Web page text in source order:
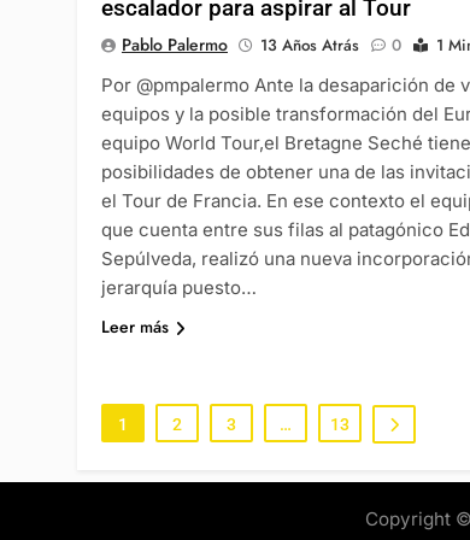
escalador para aspirar al Tour
Pablo Palermo 13 Años Atrás 0
1
Por @pmpalermo Ante la desaparición de
equipos y la posible transformación del
equipo World Tour,el Bretagne Seché
posibilidades de obtener una de las
el Tour de Francia. En ese contexto el
que cuenta entre sus filas al patagónico
Sepúlveda, realizó una nueva
jerarquía puesto…
Leer más
1 2 3 … 13
Copyright